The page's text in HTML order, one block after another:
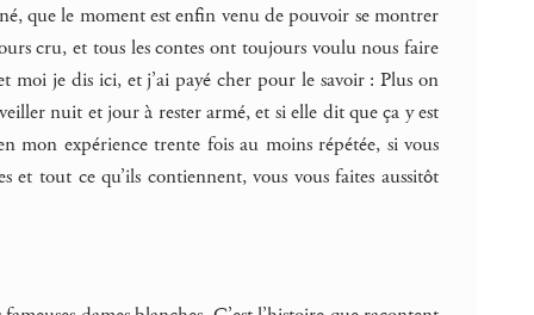
que le moment est enfin venu de pouvoir se montrer
cru, et tous les contes ont toujours voulu nous faire
moi je dis ici, et j’ai payé cher pour le savoir : Plus on
nuit et jour à rester armé, et si elle dit que ça y est
mon expérience trente fois au moins répétée, si vous
tout ce qu’ils contiennent, vous vous faites aussitôt